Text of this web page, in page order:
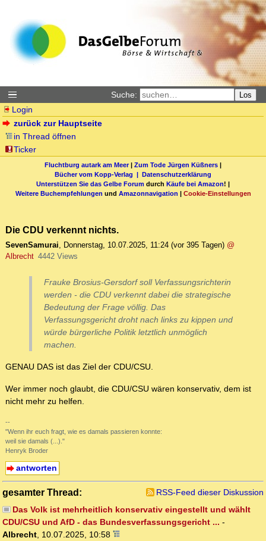
Suche: Los
Login
zurück zur Hauptseite
in Thread öffnen
Ticker
Fluchtburg autark am Meer| Zum Tode Jürgen Küßners |
Bücher vom Kopp-Verlag | Datenschutzerklärung
Unterstützen Sie das Gelbe Forum durch Käufe bei Amazon! |
Weitere Buchempfehlungen und Amazonnavigation | Cookie-Einstellungen
Die CDU verkennt nichts.
SevenSamurai, Donnerstag, 10.07.2025, 11:24 (vor 395 Tagen) @
Albrecht 4442 Views
Frauke Brosius-Gersdorf soll Verfassungsrichterin
werden - die CDU verkennt dabei die strategische
Bedeutung der Frage völlig. Das
Verfassungsgericht droht nach links zu kippen und
würde bürgerliche Politik letztlich unmöglich
machen.
GENAU DAS ist das Ziel der CDU/CSU.
Wer immer noch glaubt, die CDU/CSU wären konservativ, dem ist
nicht mehr zu helfen.
--
"Wenn ihr euch fragt, wie es damals passieren konnte:
weil sie damals (...)."
Henryk Broder
antworten
gesamter Thread:
RSS-Feed dieser Diskussion
Das Volk ist mehrheitlich konservativ eingestellt und wählt
CDU/CSU und AfD - das Bundesverfassungsgericht ... -
Albrecht, 10.07.2025, 10:58